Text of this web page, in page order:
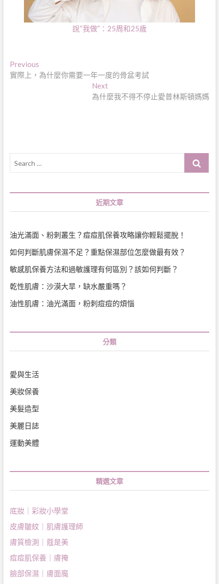
說“我做”：25周和25歲
文
章
PreviousPrevious
post:
實際上，為什麼你需要一年一度的骨盆考試
NextNext
post:
為什麼我不得不停止愛普林斯頓媽媽
Search
近期文章
油光滿面、粉刺叢生？痘痘肌保養攻略讓你輕鬆擺脫！
如何判斷肌膚保濕不足？重點保濕部位怎麼做最有效？
敏感肌保養方法和過敏護理有何區別？該如何判斷？
乾性肌膚：沙漠大旱，缺水嚴重嗎？
油性肌膚：油光滿面，粉刺痘痘的煩惱
分類
愛與生活
美妝保養
美髮造型
美麗日誌
運動美體
精選文章
底妝｜彩妝小學堂
皮膚皺紋｜肌膚護理師
膚質檢測｜蔻是美
痘痘肌保養｜膚掩
臉部保濕｜膚面魔